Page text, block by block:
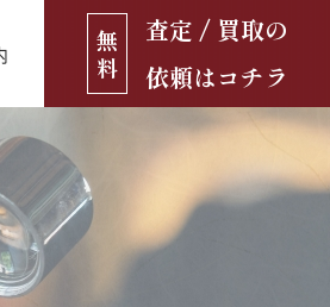
遺品買取
食器
お役立ち情報
無
料
査定 / 買取の
依頼はコチラ